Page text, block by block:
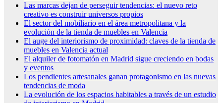
Las marcas dejan de perseguir tendencias: el nuevo reto
creativo es construir universos propios
El sector del mobiliario en el área metropolitana y la
evolución de la tienda de muebles en Valencia
El auge del interiorismo de proximidad: claves de la tienda de
muebles en Valencia actual
El alquiler de fotomatón en Madrid sigue creciendo en bodas
y eventos
Los pendientes artesanales ganan protagonismo en las nuevas
tendencias de moda
La evolución de los espacios habitables a través de un estudio